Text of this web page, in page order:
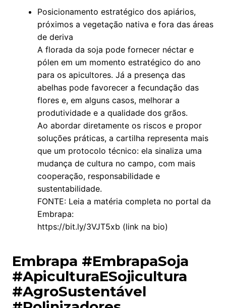
Posicionamento estratégico dos apiários,
próximos a vegetação nativa e fora das áreas
de deriva
A florada da soja pode fornecer néctar e
pólen em um momento estratégico do ano
para os apicultores. Já a presença das
abelhas pode favorecer a fecundação das
flores e, em alguns casos, melhorar a
produtividade e a qualidade dos grãos.
Ao abordar diretamente os riscos e propor
soluções práticas, a cartilha representa mais
que um protocolo técnico: ela sinaliza uma
mudança de cultura no campo, com mais
cooperação, responsabilidade e
sustentabilidade.
FONTE: Leia a matéria completa no portal da
Embrapa:
https://bit.ly/3VJT5xb (link na bio)
Embrapa #EmbrapaSoja
#ApiculturaESojicultura
#AgroSustentável